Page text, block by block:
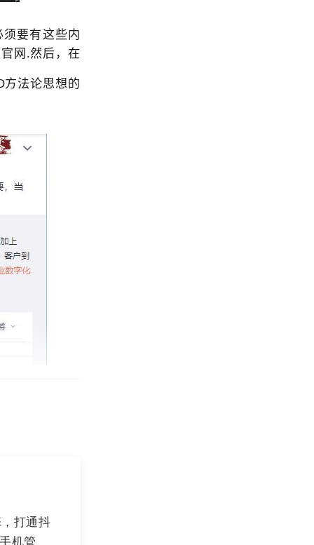
要有这些内
官网.然后，在
方法论思想的
打通抖
机管